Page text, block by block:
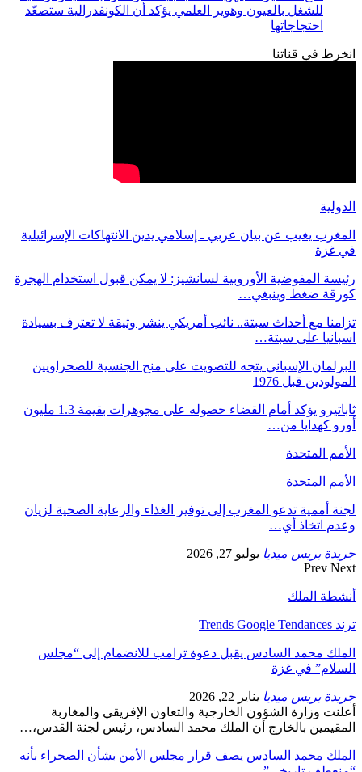
للشغل بالعيون وهوير العلمي يؤكد أن الكونفدرالية ستصعّد
احتجاجاتها
انخرط في قناتنا
الدولية
المغرب يغيب عن بيان عربي ـ إسلامي يدين الانتهاكات الإسرائيلية
في غزة
رئيسة المفوضية الأوروبية لسانشيز: لا يمكن قبول استخدام الهجرة
كورقة ضغط وينبغي…
تزامنا مع أحداث سبتة.. نائب أمريكي ينشر وثيقة لا تعترف بسيادة
اسبانيا على سبتة…
البرلمان الإسباني يتجه للتصويت على منح الجنسية للصحراويين
المولودين قبل 1976
ثاباتيرو يؤكد أمام القضاء حصوله على مجوهرات بقيمة 1.3 مليون
أورو كهدايا من…
الأمم المتحدة
الأمم المتحدة
لجنة أممية تدعو المغرب إلى توفير الغذاء والرعاية الصحية لزيان
وعدم اتخاذ أي…
جريدة بريس ميديا يوليو 27, 2026
Prev Next
أنشطة الملك
ترند Trends Google Tendances
الملك محمد السادس يقبل دعوة ترامب للانضمام إلى “مجلس
السلام” في غزة
جريدة بريس ميديا يناير 22, 2026
أعلنت وزارة الشؤون الخارجية والتعاون الإفريقي والمغاربة
المقيمين بالخارج أن الملك محمد السادس، رئيس لجنة القدس،…
الملك محمد السادس يصف قرار مجلس الأمن بشأن الصحراء بأنه